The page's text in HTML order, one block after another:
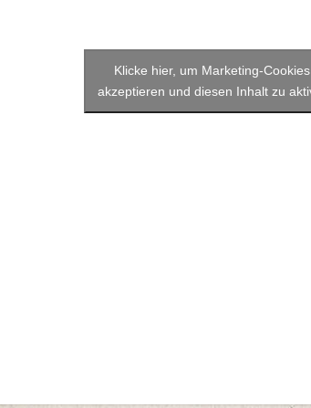
Klicke hier, um Marketing-
akzeptieren und diesen Inhalt zu